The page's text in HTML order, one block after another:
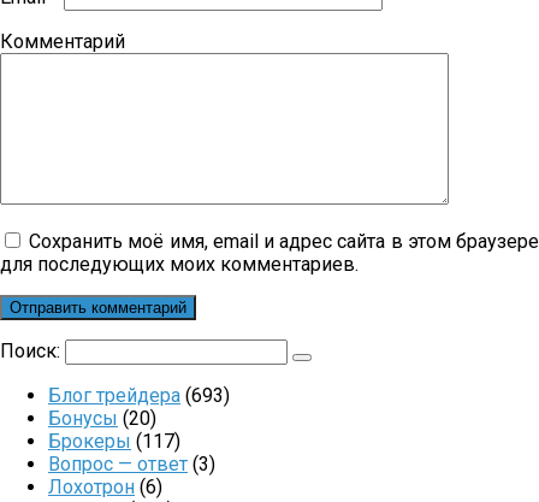
Комментарий
Сохранить моё имя, email и адрес сайта в этом браузере
для последующих моих комментариев.
Поиск:
Блог трейдера (693)
Бонусы (20)
Брокеры (117)
Вопрос — ответ (3)
Лохотрон (6)